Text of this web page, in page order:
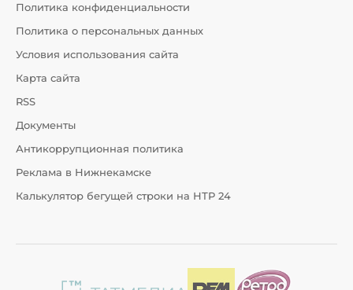
Политика конфиденциальности
Политика о персональных данных
Условия использования сайта
Карта сайта
RSS
Документы
Антикоррупционная политика
Реклама в Нижнекамске
Калькулятор бегущей строки на НТР 24